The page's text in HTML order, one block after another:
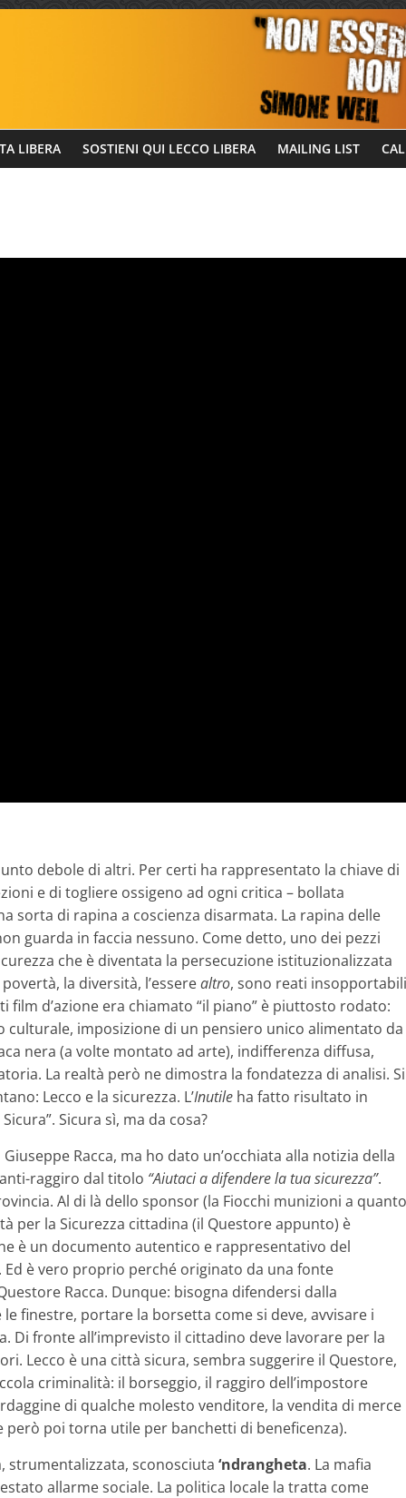
LIBERA SOSTIENI QUI LECCO LIBERA MAILING LIST
debole di altri. Per certi ha rappresentato la chiave di
e di togliere ossigeno ad ogni critica – bollata
sorta di rapina a coscienza disarmata. La rapina delle
guarda in faccia nessuno. Come detto, uno dei pezzi
che è diventata la persecuzione istituzionalizzata
la diversità, l’esserealtro, sono reati insopportabili
film d’azione era chiamato “il piano” è piuttosto rodato:
imposizione di un pensiero unico alimentato da
nera (a volte montato ad arte), indifferenza diffusa,
La realtà però ne dimostra la fondatezza di analisi. Si
Lecco e la sicurezza. L’Inutile ha fatto risultato in
Sicura sì, ma da cosa?
Racca, ma ho dato un’occhiata alla notizia della
raggiro dal titolo “Aiutaci a difendere la tua sicurezza”.
Al di là dello sponsor (la Fiocchi munizioni a quanto
per la Sicurezza cittadina (il Questore appunto) è
è un documento autentico e rappresentativo del
è vero proprio perché originato da una fonte
Racca. Dunque: bisogna difendersi dalla
finestre, portare la borsetta come si deve, avvisare i
Di fronte all’imprevisto il cittadino deve lavorare per la
Lecco è una città sicura, sembra suggerire il Questore,
criminalità: il borseggio, il raggiro dell’impostore
di qualche molesto venditore, la vendita di merce
poi torna utile per banchetti di beneficenza).
strumentalizzata, sconosciuta ‘ndrangheta. La mafia
allarme sociale. La politica locale la tratta come